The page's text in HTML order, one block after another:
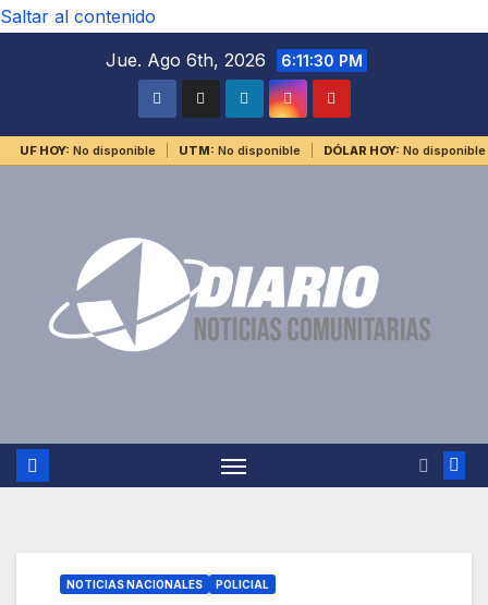
Saltar al contenido
Jue. Ago 6th, 2026
6:11:30 PM
UF HOY: No disponible UTM: No disponible DÓLAR HOY: No disponible
NOTICIAS NACIONALES POLICIAL